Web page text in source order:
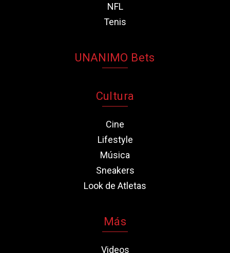
NFL
Tenis
UNANIMO Bets
Cultura
Cine
Lifestyle
Música
Sneakers
Look de Atletas
Más
Videos